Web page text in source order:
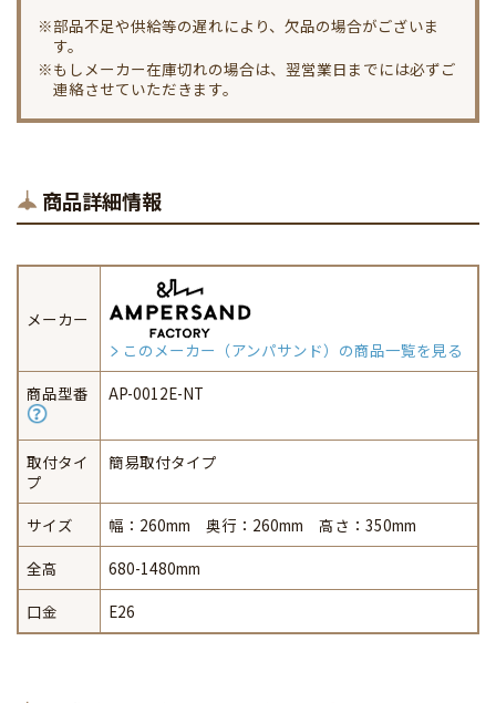
※部品不足や供給等の遅れにより、欠品の場合がございま
す。
※もしメーカー在庫切れの場合は、翌営業日までには必ずご
連絡させていただきます。
商品詳細情報
メーカー
このメーカー（アンパサンド）の商品一覧を見る
商品型番
AP-0012E-NT
取付タイ
プ
簡易取付タイプ
サイズ
幅：260mm 奥行：260mm 高さ：350mm
全高
680-1480mm
口金
E26